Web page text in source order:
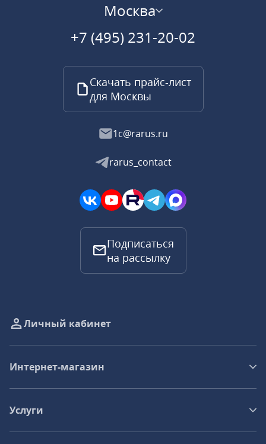
Москва
+7 (495) 231-20-02
Скачать прайс-лист
для Москвы
1c@rarus.ru
rarus_contact
Подписаться
на рассылку
Личный кабинет
Интернет-магазин
Услуги